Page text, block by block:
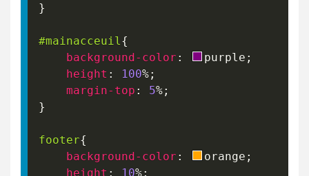
}
#mainacceuil {
background-color : purple ;
height : 100%;
margin-top : 5%;
}
footer{
background-color : orange ;
height : 10%;